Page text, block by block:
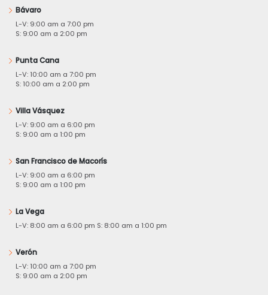
Bávaro
L-V: 9:00 am a 7:00 pm
S: 9:00 am a 2:00 pm
Punta Cana
L-V: 10:00 am a 7:00 pm
S: 10:00 am a 2:00 pm
Villa Vásquez
L-V: 9:00 am a 6:00 pm
S: 9:00 am a 1:00 pm
San Francisco de Macorís
L-V: 9:00 am a 6:00 pm
S: 9:00 am a 1:00 pm
La Vega
L-V: 8:00 am a 6:00 pm S: 8:00 am a 1:00 pm
Verón
L-V: 10:00 am a 7:00 pm
S: 9:00 am a 2:00 pm